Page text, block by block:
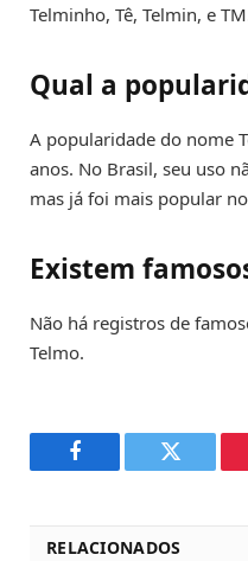
Telminho, Tê, Telmin, e
Qual a
A popularidade do nome
anos. No Brasil, seu uso
mas já foi mais popular
Existem
Não há registros de
Telmo.
Facebook Twitter
RELACIONADOS